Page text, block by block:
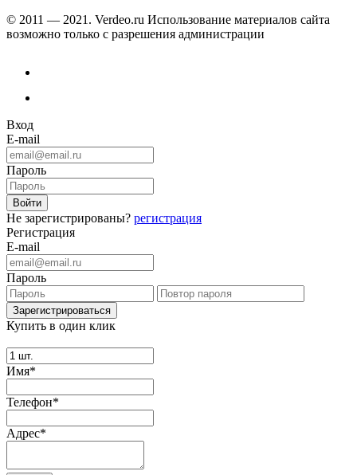
© 2011 — 2021. Verdeo.ru Использование материалов сайта
возможно только с разрешения администрации
Вход
E-mail
Пароль
Не зарегистрированы? регистрация
Регистрация
E-mail
Пароль
Купить в один клик
Имя*
Телефон*
Адрес*